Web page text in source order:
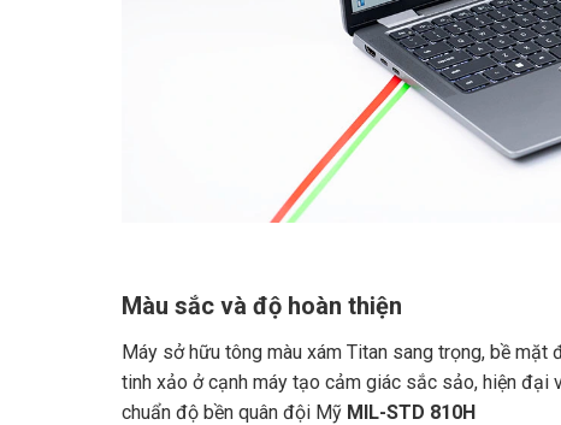
Màu sắc và độ hoàn thiện
Máy sở hữu tông màu xám Titan sang trọng, bề mặt
tinh xảo ở cạnh máy tạo cảm giác sắc sảo, hiện đại
chuẩn độ bền quân đội Mỹ MIL-STD 810H